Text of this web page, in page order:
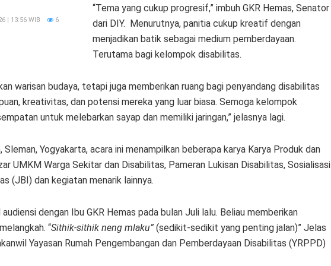
| 13:56 WIB 6
“Tema yang cukup progresif,” imbuh GKR Hemas, Senator
dari DIY. Menurutnya, panitia cukup kreatif dengan
menjadikan batik sebagai medium pemberdayaan.
Terutama bagi kelompok disabilitas.
warisan budaya, tetapi juga memberikan ruang bagi penyandang disabilitas
kreativitas, dan potensi mereka yang luar biasa. Semoga kelompok
untuk melebarkan sayap dan memiliki jaringan,” jelasnya lagi.
Yogyakarta, acara ini menampilkan beberapa karya Karya Produk dan
UMKM Warga Sekitar dan Disabilitas, Pameran Lukisan Disabilitas, Sosialisasi
(JBI) dan kegiatan menarik lainnya.
audiensi dengan Ibu GKR Hemas pada bulan Juli lalu. Beliau memberikan
“Sithik-sithik neng mlaku” (sedikit-sedikit yang penting jalan)” Jelas
Yayasan Rumah Pengembangan dan Pemberdayaan Disabilitas (YRPPD)